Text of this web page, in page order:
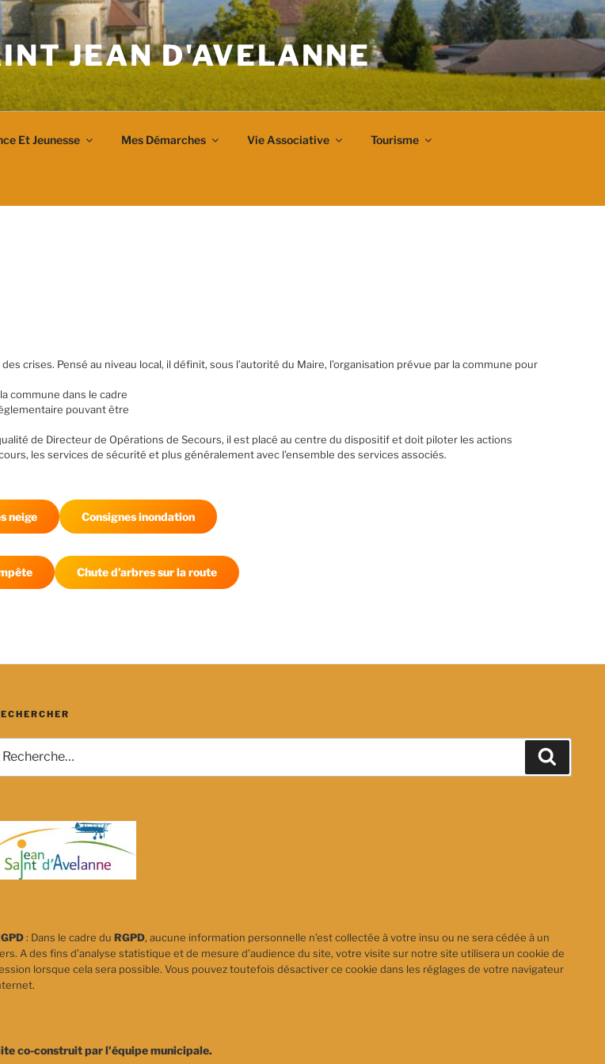
JEAN D'AVELANNE
Et Jeunesse Mes Démarches Vie Associative Tourisme
crises. Pensé au niveau local, il définit, sous l’autorité du Maire, l’organisation prévue par la commune pour
commune dans le cadre
pouvant être
de Directeur de Opérations de Secours, il est placé au centre du dispositif et doit piloter les actions
les services de sécurité et plus généralement avec l’ensemble des services associés.
neige Consignes inondation
Chute d’arbres sur la route
: Dans le cadre duRGPD, aucune information personnelle n’est collectée à votre insu ou ne sera cédée à un
A des fins d’analyse statistique et de mesure d’audience du site, votre visite sur notre site utilisera un cookie de
lorsque cela sera possible. Vous pouvez toutefois désactiver ce cookie dans les réglages de votre navigateur
co-construit par l'équipe municipale.